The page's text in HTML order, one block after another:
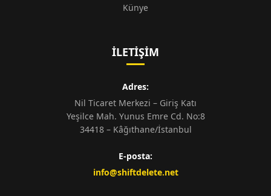
Künye
İLETIŞIM
Adres:
Nil Ticaret Merkezi – Giriş Katı
Yeşilce Mah. Yunus Emre Cd. No:8
34418 – Kâğıthane/İstanbul
E-posta:
info@shiftdelete.net